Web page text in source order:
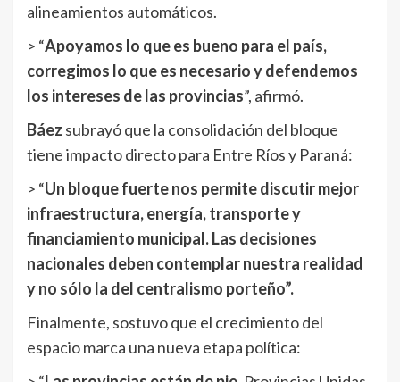
alineamientos automáticos.
> “Apoyamos lo que es bueno para el país,
corregimos lo que es necesario y defendemos
los intereses de las provincias”, afirmó.
Báez subrayó que la consolidación del bloque
tiene impacto directo para Entre Ríos y Paraná:
> “Un bloque fuerte nos permite discutir mejor
infraestructura, energía, transporte y
financiamiento municipal. Las decisiones
nacionales deben contemplar nuestra realidad
y no sólo la del centralismo porteño”.
Finalmente, sostuvo que el crecimiento del
espacio marca una nueva etapa política: